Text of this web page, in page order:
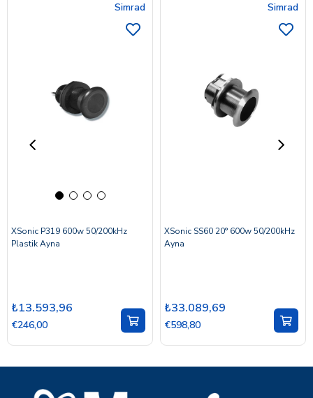
Simrad
XSonic P319 600w 50/200kHz
Plastik Ayna
₺13.593,96
€246,00
Simrad
XSonic SS60 20° 600w 50/200kHz
Ayna
₺33.089,69
€598,80